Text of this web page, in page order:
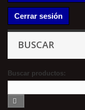
Cerrar sesión
BUSCAR
Buscar productos: